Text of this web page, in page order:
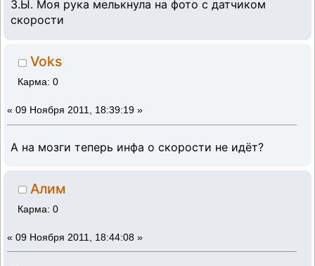
З.Ы. Моя рука мелькнула на фото с датчиком
скорости
Voks
Карма: 0
« 09 Ноября 2011, 18:39:19 »
А на мозги теперь инфа о скорости не идёт?
Алим
Карма: 0
« 09 Ноября 2011, 18:44:08 »